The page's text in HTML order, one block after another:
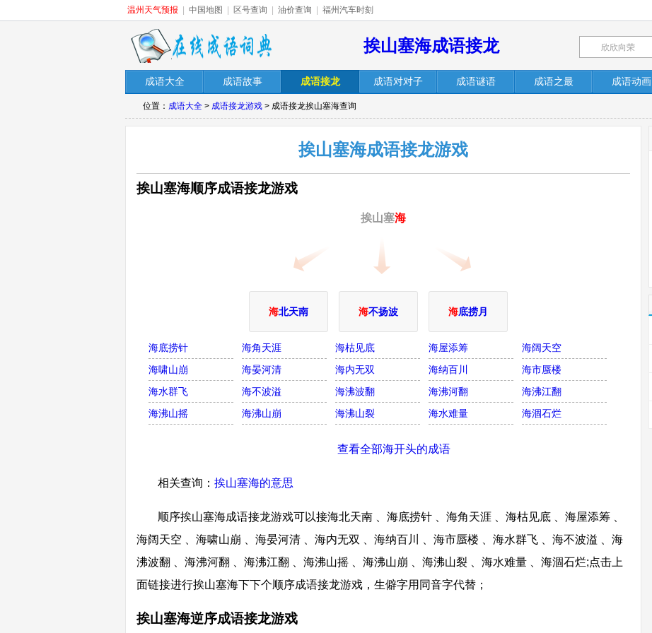
温州天气预报 中国地图 区号查询 油价查询 福州汽车时刻
挨山塞海成语接龙
成语大全 成语故事 成语接龙 成语对对子 成语谜语 成语之最 成语动画
位置： 成语大全 > 成语接龙游戏 > 成语接龙挨山塞海查询
挨山塞海成语接龙游戏
挨山塞海顺序成语接龙游戏
挨山塞海
海北天南 海不扬波 海底捞月
海底捞针 海角天涯 海枯见底 海屋添筹
海阔天空
海啸山崩
海晏河清 海内无双 海纳百川
海市蜃楼
海水群飞
海不波溢 海沸波翻 海沸河翻
海沸江翻
海沸山摇
海沸山崩 海沸山裂 海水难量 海涸石烂
查看全部海开头的成语
相关查询： 挨山塞海的意思
顺序挨山塞海成语接龙游戏可以接海北天南 、海底捞针 、海角天涯 、海枯见底 、海屋添筹 、
海阔天空 、海啸山崩 、海晏河清 、海内无双 、海纳百川 、海市蜃楼 、海水群飞 、海不波溢 、海
沸波翻 、海沸河翻 、海沸江翻 、海沸山摇 、海沸山崩 、海沸山裂 、海水难量 、海涸石烂;点击上
面链接进行挨山塞海下下个顺序成语接龙游戏，生僻字用同音字代替；
挨山塞海逆序成语接龙游戏